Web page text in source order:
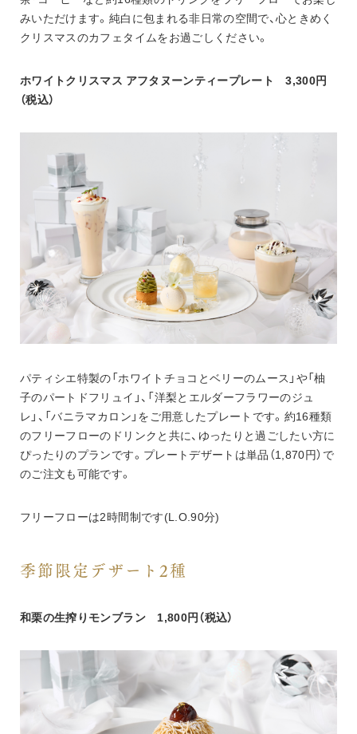
みいただけます。純白に包まれる非日常の空間で、心ときめく
クリスマスのカフェタイムをお過ごしください。
ホワイトクリスマス アフタヌーンティープレート　3,300円
（税込）
パティシエ特製の「ホワイトチョコとベリーのムース」や「柚
子のパートドフリュイ」、「洋梨とエルダーフラワーのジュ
レ」、「バニラマカロン」をご用意したプレートです。約16種類
のフリーフローのドリンクと共に、ゆったりと過ごしたい方に
ぴったりのプランです。プレートデザートは単品（1,870円）で
のご注文も可能です。
フリーフローは2時間制です(L.O.90分)
季節限定デザート2種
和栗の生搾りモンブラン　1,800円（税込）